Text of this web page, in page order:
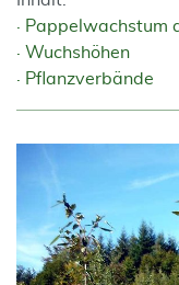
Pappelwachstum
Wuchshöhen
Pflanzverbände